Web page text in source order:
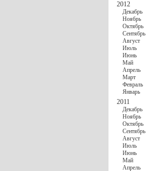
2012
Декабрь
Ноябрь
Октябрь
Сентябрь
Август
Июль
Июнь
Май
Апрель
Март
Февраль
Январь
2011
Декабрь
Ноябрь
Октябрь
Сентябрь
Август
Июль
Июнь
Май
Апрель